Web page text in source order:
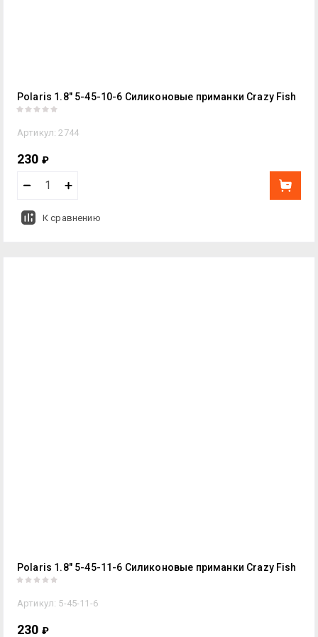
Polaris 1.8" 5-45-10-6 Силиконовые приманки Crazy Fish
Артикул: 2744
230 ₽
К сравнению
Polaris 1.8" 5-45-11-6 Силиконовые приманки Crazy Fish
Артикул: 5-45-11-6
230 ₽